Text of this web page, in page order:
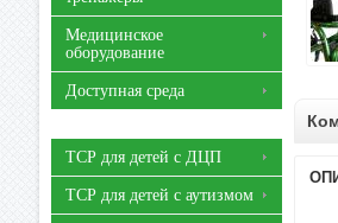
Медицинское
оборудование
Доступная среда
ТСР для детей с ДЦП
ТСР для детей с аутизмом